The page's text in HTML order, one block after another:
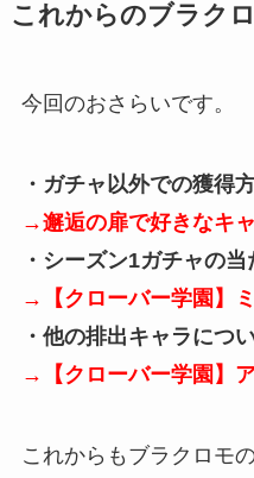
これからのブラク
今回のおさらいです。
・ガチャ以外での獲得
→邂逅の扉で好きなキ
・シーズン1ガチャの
→【クローバー学園】
・他の排出キャラにつ
→【クローバー学園】
これからもブラクロモ